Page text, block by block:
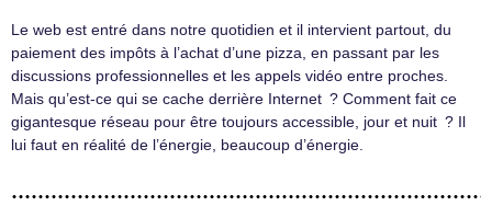
Le web est entré dans notre quotidien et il intervient partout, du
paiement des impôts à l’achat d’une pizza, en passant par les
discussions professionnelles et les appels vidéo entre proches.
Mais qu’est-ce qui se cache derrière Internet ? Comment fait ce
gigantesque réseau pour être toujours accessible, jour et nuit ? Il
lui faut en réalité de l’énergie, beaucoup d’énergie.